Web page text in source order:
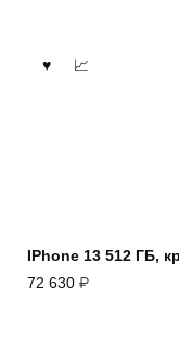
IPhone 13 512 ГБ,
72 630 ₽